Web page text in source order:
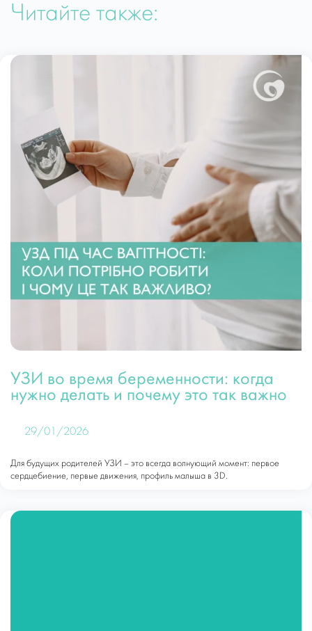
Читайте также:
УЗИ во время беременности: когда
нужно делать и почему это так важно
29/01/2026
Для будущих родителей УЗИ – это всегда волнующий момент: первое
сердцебиение, первые движения, профиль малыша в 3D.